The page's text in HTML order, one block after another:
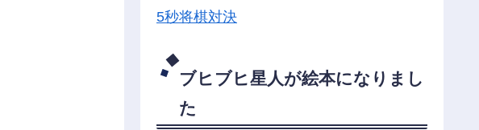
5秒将棋対決
ブヒブヒ星人が絵本になりまし
た